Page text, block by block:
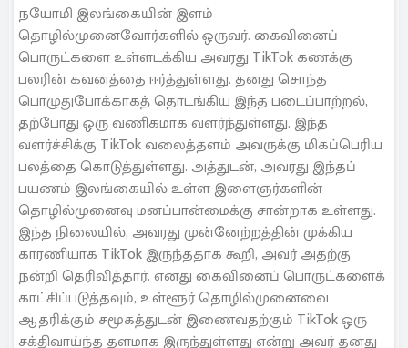
நயோமி இலங்கையின் இளம்
தொழில்முனைவோர்களில் ஒருவர். கைவினைப்
பொருட்களை உள்ளடக்கிய அவரது TikTok கணக்கு
பலரின் கவனத்தை ஈர்த்துள்ளது. தனது சொந்த
பொழுதுபோக்காகத் தொடங்கிய இந்த படைப்பாற்றல்,
தற்போது ஒரு வணிகமாக வளர்ந்துள்ளது. இந்த
வளர்ச்சிக்கு TikTok வலைத்தளம் அவருக்கு மிகப்பெரிய
பலத்தை கொடுத்துள்ளது. அத்துடன், அவரது இந்தப்
பயணம் இலங்கையில் உள்ள இளைஞர்களின்
தொழில்முனைவு மனப்பான்மைக்கு சான்றாக உள்ளது.
இந்த நிலையில், அவரது முன்னேற்றத்தின் முக்கிய
காரணியாக TikTok இருந்ததாக கூறி, அவர் அதற்கு
நன்றி தெரிவித்தார். எனது கைவினைப் பொருட்களைக்
காட்சிப்படுத்தவும், உள்ளூர் தொழில்முனைவை
ஆதரிக்கும் சமூகத்துடன் இணைவதற்கும் TikTok ஒரு
சக்திவாய்ந்த தளமாக இருந்துள்ளது என்று அவர் தனது